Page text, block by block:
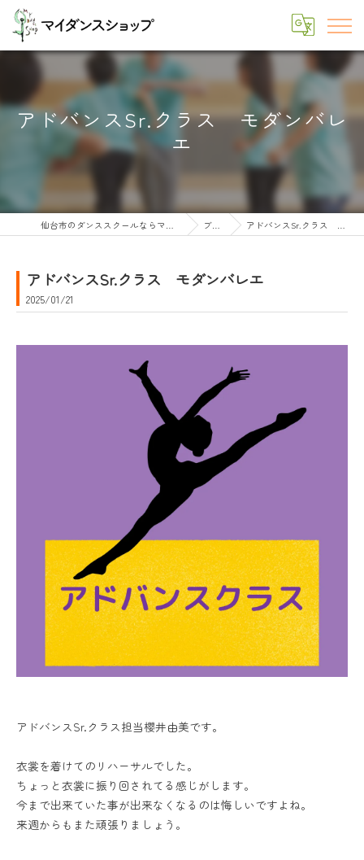
アドバンスSr.クラス モダンバレ
エ
仙台市のダンススクールならマイダンスショップ ブログ アドバンスSr.クラス モダンバレエ
アドバンスSr.クラス モダンバレエ
2025/01/21
アドバンスSr.クラス担当櫻井由美です。
衣裳を着けてのリハーサルでした。
ちょっと衣裳に振り回されてる感じがします。
今まで出来ていた事が出来なくなるのは悔しいですよね。
来週からもまた頑張りましょう。